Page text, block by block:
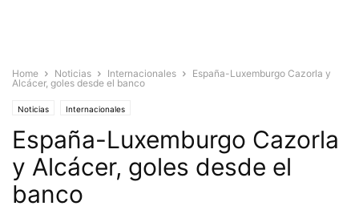
Home Noticias Internacionales
España-Luxemburgo Cazorla y
Alcácer, goles desde el banco
Noticias Internacionales
España-Luxemburgo Cazorla
y Alcácer, goles desde el
banco